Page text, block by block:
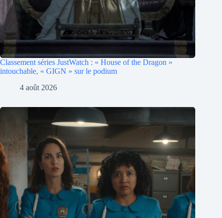
Classement séries JustWatch : « House of the Dragon »
intouchable, « GIGN » sur le podium
4 août 2026